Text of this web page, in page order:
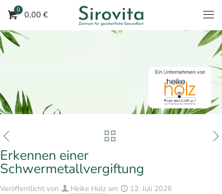
0 0,00 €
Erkennen einer
Schwermetallvergiftung
Veröffentlicht von Heike Holz am 12. Juli 2026